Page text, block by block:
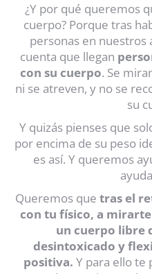
¿Y por qué queremos
cuerpo? Porque tras
personas en nuestros
cuenta que llegan
con su cuerpo. Se
ni se atreven, y no se
su
Y quizás pienses que
por encima de su peso
es así. Y queremos
Queremos que tras el
con tu físico, a
un cuerpo libre
desintoxicado y
positiva. Y para ello te